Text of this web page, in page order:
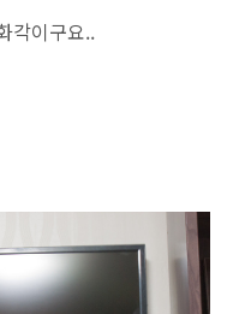
각이구요..